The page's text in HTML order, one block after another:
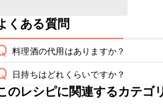
くある質問
料理酒の代用はありますか？
日持ちはどれくらいですか？
保存期間は冷蔵で翌日中が目安です
のレシピに関連するカテゴ